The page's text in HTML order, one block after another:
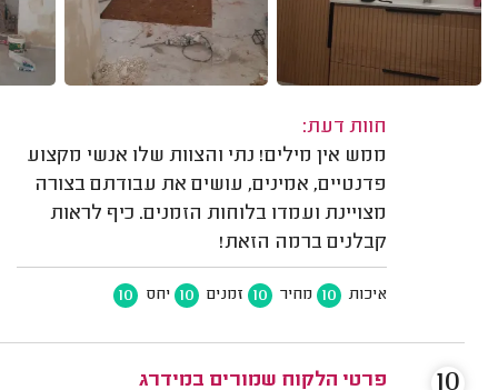
חוות דעת:
ממש אין מילים! נתי והצוות שלו אנשי מקצוע
פדנטיים, אמינים, עושים את עבודתם בצורה
מצויינת ועמדו בלוחות הזמנים. כיף לראות
קבלנים ברמה הזאת!
איכות 10 מחיר 10 זמנים 10 יחס 10
פרטי הלקוח שמורים במידרג
10